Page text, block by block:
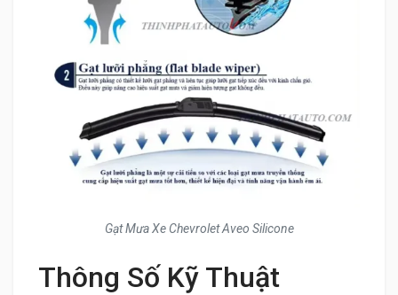
Gạt Mưa Xe Chevrolet Aveo Silicone
Thông Số Kỹ Thuật